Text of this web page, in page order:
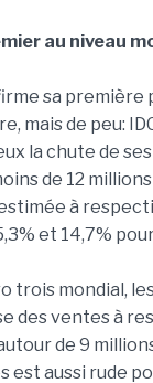
au niveau
sa première
mais de peu:
la chute de
de 12
à
et 14,7%
trois mondial,
des ventes à
de 9
est aussi rude